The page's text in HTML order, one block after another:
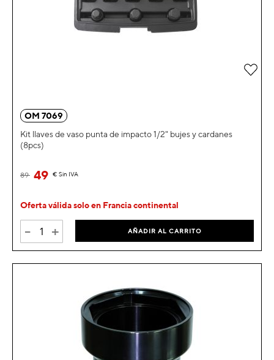
OM 7069
Kit llaves de vaso punta de impacto 1/2" bujes y cardanes
(8pcs)
49 € Sin IVA
89
Oferta válida solo en Francia continental
- + AÑADIR AL CARRITO